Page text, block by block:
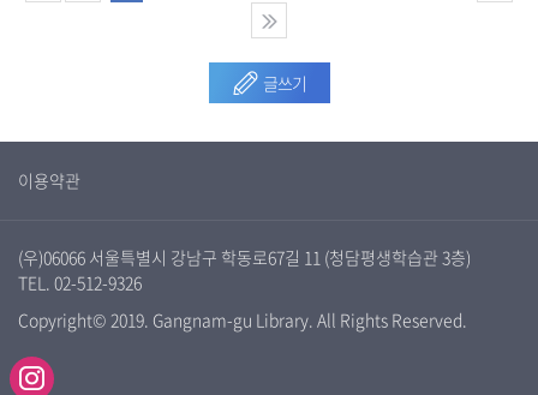
글쓰기
이용약관
(우)06066 서울특별시 강남구 학동로67길 11 (청담평생학습관 3층)
TEL. 02-512-9326
Copyright© 2019. Gangnam-gu Library. All Rights Reserved.